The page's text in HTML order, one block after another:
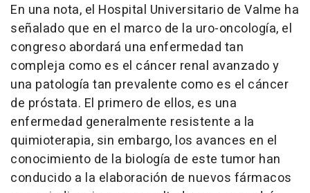
En una nota, el Hospital Universitario de Valme ha
señalado que en el marco de la uro-oncología, el
congreso abordará una enfermedad tan
compleja como es el cáncer renal avanzado y
una patología tan prevalente como es el cáncer
de próstata. El primero de ellos, es una
enfermedad generalmente resistente a la
quimioterapia, sin embargo, los avances en el
conocimiento de la biología de este tumor han
conducido a la elaboración de nuevos fármacos